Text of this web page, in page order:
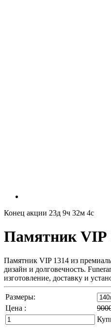
Конец акции 23д 9ч 32м 2с
Памятник VIP
Памятник VIP 1314 из
дизайн и долговечность.
изготовление, доставку и
Размеры:
Цена :